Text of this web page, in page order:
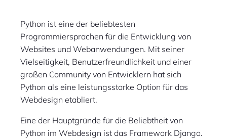
Python ist eine der beliebtesten
Programmiersprachen für die Entwicklung von
Websites und Webanwendungen. Mit seiner
Vielseitigkeit, Benutzerfreundlichkeit und einer
großen Community von Entwicklern hat sich
Python als eine leistungsstarke Option für das
Webdesign etabliert.
Eine der Hauptgründe für die Beliebtheit von
Python im Webdesign ist das Framework Django.